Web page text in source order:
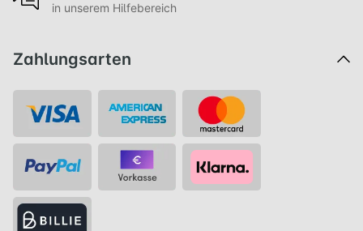
in unserem Hilfebereich
Zahlungsarten